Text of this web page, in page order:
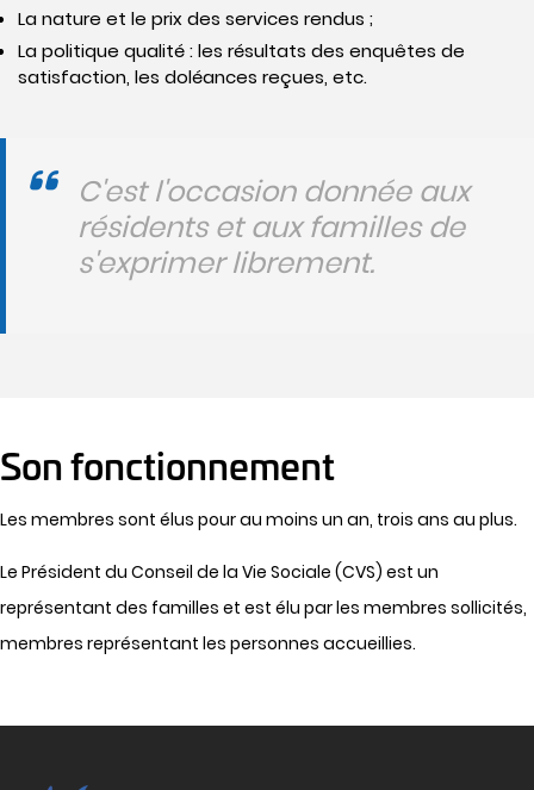
La nature et le prix des services rendus ;
La politique qualité : les résultats des enquêtes de
satisfaction, les doléances reçues, etc.
C'est l'occasion donnée aux
résidents et aux familles de
s'exprimer librement.
Son fonctionnement
Les membres sont élus pour au moins un an, trois ans au plus.
Le Président du Conseil de la Vie Sociale (CVS) est un
représentant des familles et est élu par les membres sollicités,
membres représentant les personnes accueillies.